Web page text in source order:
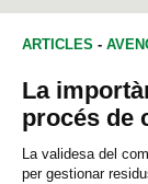
ARTICLES -
La
procés de
La validesa del
per gestionar